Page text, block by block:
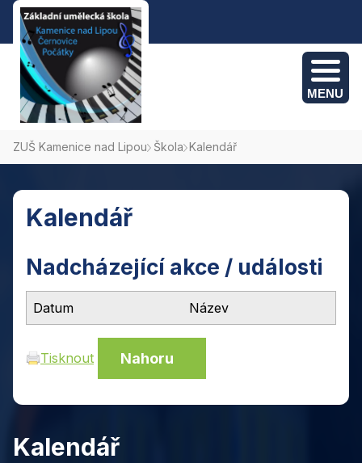
Černovice: +420 775 382 095
MENU
ZUŠ Kamenice nad Lipou Škola Kalendář
Kalendář
Nadcházející akce / události
Datum Název
Tisknout Nahoru
Kalendář